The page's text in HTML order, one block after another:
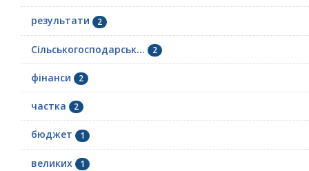
результати 2
Сільськогосподарськ... 2
фінанси 2
частка 2
бюджет 1
великих 1